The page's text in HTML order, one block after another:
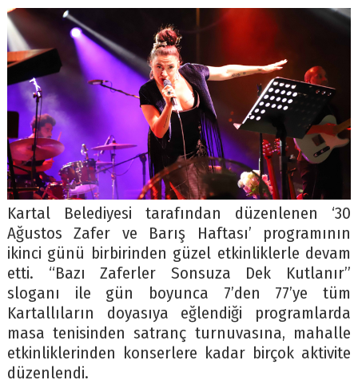
Kartal Belediyesi tarafından düzenlenen ‘30
Ağustos Zafer ve Barış Haftası’ programının
ikinci günü birbirinden güzel etkinliklerle devam
etti. “Bazı Zaferler Sonsuza Dek Kutlanır”
sloganı ile gün boyunca 7’den 77’ye tüm
Kartallıların doyasıya eğlendiği programlarda
masa tenisinden satranç turnuvasına, mahalle
etkinliklerinden konserlere kadar birçok aktivite
düzenlendi.